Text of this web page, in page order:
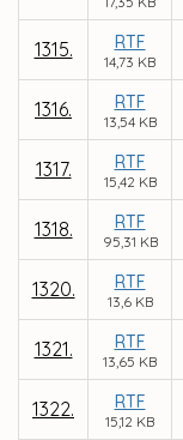
1315. RTF
14,73 KB
1316. RTF
13,54 KB
1317. RTF
15,42 KB
1318. RTF
95,31 KB
1320. RTF
13,6 KB
1321. RTF
13,65 KB
1322. RTF
15,12 KB